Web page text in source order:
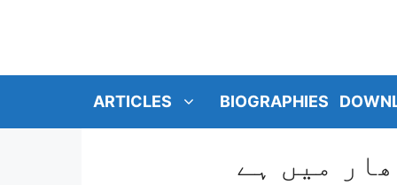
CONTENT
ARTICLES BIOGRAPHIES
میں ہے